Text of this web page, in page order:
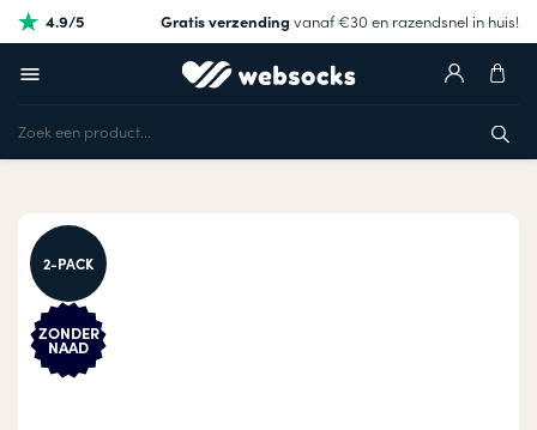
4.9/5 Gratis verzendingvanaf €30 en razendsnel in huis!
2-PACK
ZONDER
NAAD